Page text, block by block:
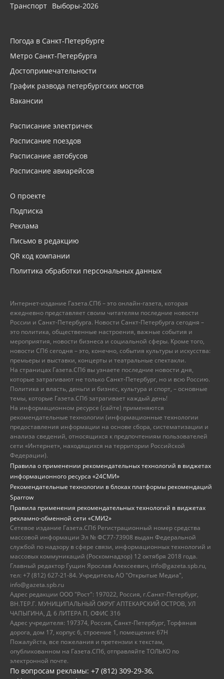
Транспорт Выборы-2026
Погода в Санкт-Петербурге
Метро Санкт-Петербурга
Достопримечательности
График развода петербургских мостов
Вакансии
Расписание электричек
Расписание поездов
Расписание автобусов
Расписание авиарейсов
О проекте
Подписка
Реклама
Письмо в редакцию
QR код компании
Политика обработки персональных данных
Интернет-издание Газета.СПб – это онлайн-газета, которая
ежедневно представляет своим читателям последние новости
России и Санкт-Петербурга. Новости Санкт-Петербурга сегодня –
это политика, общественные настроения, важные события и
мероприятия, новости бизнеса и социальной сферы. Кроме того,
новости СПб сегодня – это, конечно, события культуры и искусства:
премьеры и выставки, концерты и театральные спектакли.
На страницах Газета.СПб вы узнаете последние новости дня,
которые затрагивают не только Санкт-Петербург, но и всю Россию.
Политика и власть, деньги и бизнес, культура и спорт, – основные
темы, которые Газета.СПб затрагивает каждый день!
На информационном ресурсе (сайте) применяются
рекомендательные технологии (информационные технологии
предоставления информации на основе сбора, систематизации и
анализа сведений, относящихся к предпочтениям пользователей
сети «Интернет», находящихся на территории Российской
Федерации).
Правила о применении рекомендательных технологий в виджетах
информационного ресурса «24СМИ»
Рекомендательные технологии в блоках платформы рекомендаций
Sparrow
Правила применения рекомендательных технологий в виджетах
рекламно-обменной сети «СМИ2»
Сетевое издание Газета.СПб Регистрационный номер средства
массовой информации Эл № ФС77-73908 выдан Федеральной
службой по надзору в сфере связи, информационных технологий и
массовых коммуникаций (Роскомнадзор) 12 октября 2018 года.
Главный редактор Гущин Ярослав Алексеевич, info@gazeta.spb.ru,
тел: +7 (812) 627-21-84. Учредитель АО "Открытые Медиа",
info@gazeta.spb.ru
Адрес редакции ООО "Рост": 197022, Россия, г.Санкт-Петербург,
ВН.ТЕР.Г. МУНИЦИПАЛЬНЫЙ ОКРУГ АПТЕКАРСКИЙ ОСТРОВ, УЛ
ЧАПЫГИНА, Д. 6 ЛИТЕРА П, ОФИС 316
Адрес учредителя: 197374, Россия, Санкт-Петербург, Торфяная
дорога, дом 17, корпус 6, строение 1, помещение 67Н
Пожалуйста, все пожелания и претензии к текстам,
опубликованном на Газета.СПб, отправляйте ТОЛЬКО по
электронной почте.
По вопросам рекламы: +7 (812) 309-29-36,